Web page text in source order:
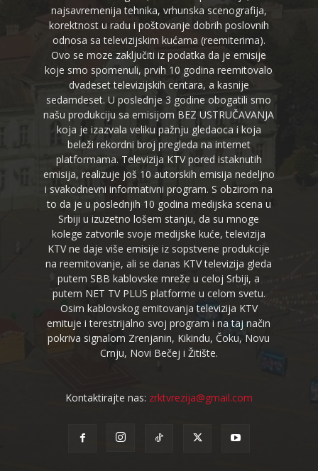
najsavremenija tehnika, vrhunska scenografija,
korektnost u radu i poštovanje dobrih poslovnih
odnosa sa televizijskim kućama (reemiterima).
Ovo se moze zaključiti iz podatka da je emisije
koje smo spomenuli, prvih 10 godina reemitovalo
dvadeset televizijskih centara, a kasnije
sedamdeset. U poslednje 3 godine obogatili smo
našu produkciju sa emisijom BEZ USTRUČAVANJA
koja je izazvala veliku pažnju gledaoca i koja
beleži rekordni broj pregleda na internet
platformama. Televizija KTV pored istaknutih
emisija, realizuje još 10 autorskih emisija nedeljno
i svakodnevni informativni program. S obzirom na
to da je u poslednjih 10 godina medijska scena u
Srbiji u izuzetno lošem stanju, da su mnoge
kolege zatvorile svoje medijske kuće, televizija
KTV ne daje više emisije iz sopstvene produkcije
na reemitovanje, ali se danas KTV televizija gleda
putem SBB kablovske mreže u celoj Srbiji, a
putem NET TV PLUS platforme u celom svetu.
Osim kablovskog emitovanja televizija KTV
emituje i terestrijalno svoj program i na taj način
pokriva signalom Zrenjanin, Kikindu, Čoku, Novu
Crnju, Novi Bečej i Žitište.
Kontaktirajte nas: zrktvrezija@gmail.com